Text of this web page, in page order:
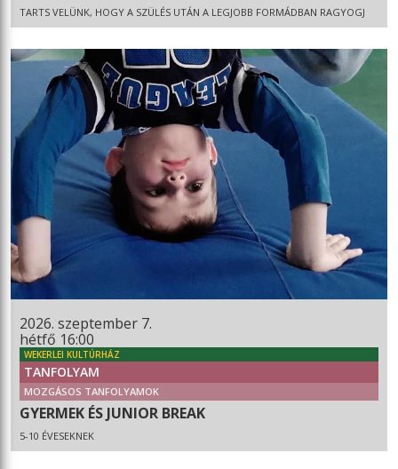
TARTS VELÜNK, HOGY A SZÜLÉS UTÁN A LEGJOBB FORMÁDBAN RAGYOGJ
2026. szeptember 7.
hétfő 16:00
WEKERLEI KULTÚRHÁZ
TANFOLYAM
MOZGÁSOS TANFOLYAMOK
GYERMEK ÉS JUNIOR BREAK
5-10 ÉVESEKNEK